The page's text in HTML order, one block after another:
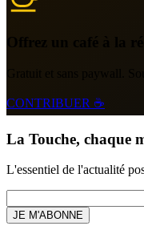
Offrez un café à la
CONTRIBUER ☕
La Touche, chaque
L'essentiel de l'actualité
JE M'ABONNE